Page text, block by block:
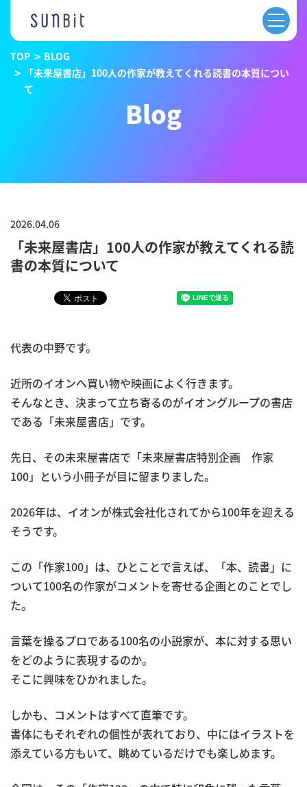
Blog
2026.04.06
「未来屋書店」100人の作家が教えてくれる読
書の本質について
代表の中野です。
近所のイオンへ買い物や映画によく行きます。
そんなとき、決まって立ち寄るのがイオングループの書店
である「未来屋書店」です。
先日、その未来屋書店で「未来屋書店特別企画 作家
100」という小冊子が目に留まりました。
2026年は、イオンが株式会社化されてから100年を迎える
そうです。
この「作家100」は、ひとことで言えば、「本、読書」に
ついて100名の作家がコメントを寄せる企画とのことでし
た。
言葉を操るプロである100名の小説家が、本に対する思い
をどのように表現するのか。
そこに興味をひかれました。
しかも、コメントはすべて直筆です。
書体にもそれぞれの個性が表れており、中にはイラストを
添えている方もいて、眺めているだけでも楽しめます。
TOP
BLOG
「未来屋書店」100人の作家が教えてくれる読書の本質につい
て